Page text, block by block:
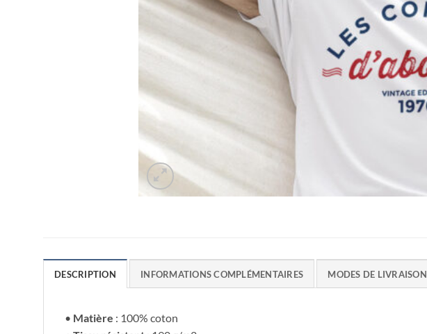
DESCRIPTION INFORMATIONS COMPLÉMENTAIRES MODES DE LIVRAISON
• Matière : 100% coton